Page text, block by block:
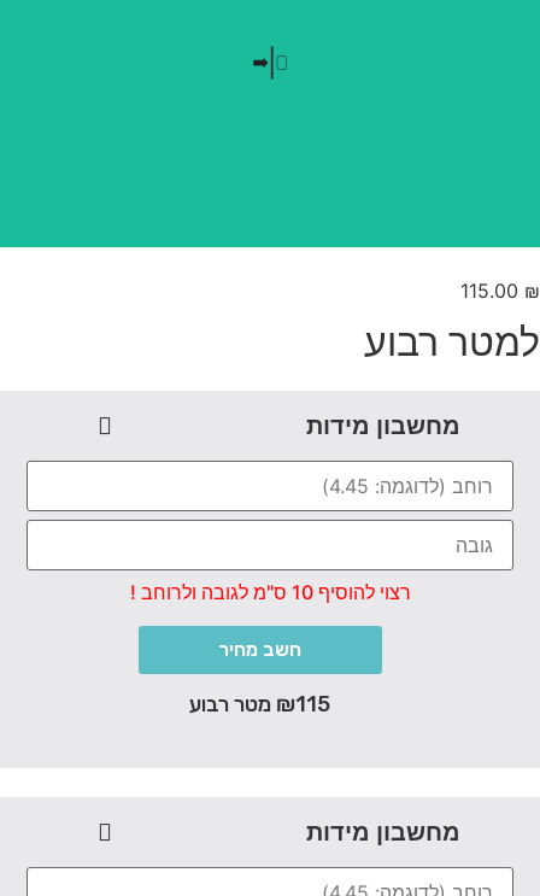
בלי חזרתיות
115.00
רבוע
מחשבון מידות
רצוי להוסיף 10 ס"מ לגובה ולרוחב !
חשב מחיר
₪115 מטר רבוע
מחשבון מידות